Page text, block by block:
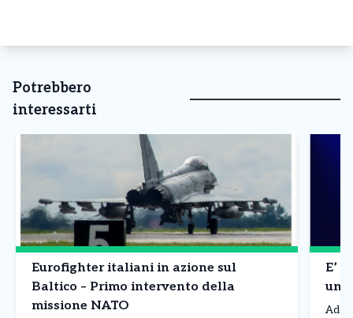
Potrebbero
interessarti
Eurofighter italiani in azione sul
Baltico – Primo intervento della
missione NATO
E’
un